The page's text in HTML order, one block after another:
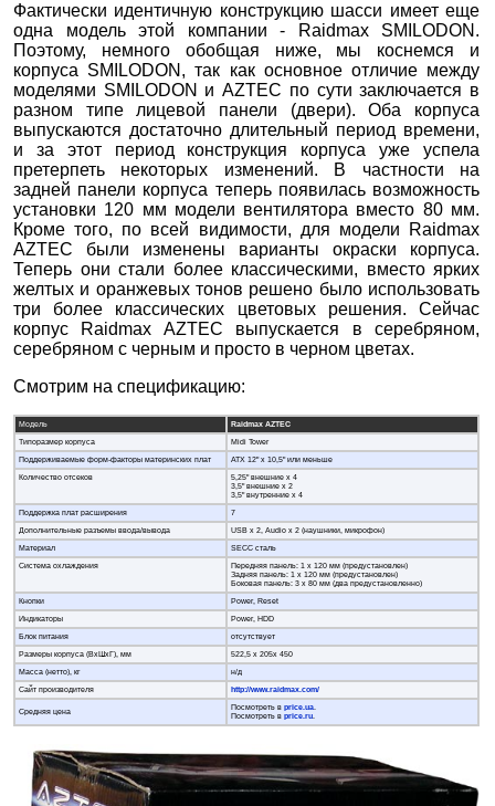
Фактически идентичную конструкцию шасси имеет еще
одна модель этой компании - Raidmax SMILODON.
Поэтому, немного обобщая ниже, мы коснемся и
корпуса SMILODON, так как основное отличие между
моделями SMILODON и AZTEC по сути заключается в
разном типе лицевой панели (двери). Оба корпуса
выпускаются достаточно длительный период времени,
и за этот период конструкция корпуса уже успела
претерпеть некоторых изменений. В частности на
задней панели корпуса теперь появилась возможность
установки 120 мм модели вентилятора вместо 80 мм.
Кроме того, по всей видимости, для модели Raidmax
AZTEC были изменены варианты окраски корпуса.
Теперь они стали более классическими, вместо ярких
желтых и оранжевых тонов решено было использовать
три более классических цветовых решения. Сейчас
корпус Raidmax AZTEC выпускается в серебряном,
серебряном с черным и просто в черном цветах.
Смотрим на спецификацию:
Модель
Raidmax AZTEC
Типоразмер корпуса
Midi Tower
Поддерживаемые форм-факторы материнских плат
ATX 12" x 10,5" или меньше
Количество отсеков
5,25" внешние x 4
3,5" внешние x 2
3,5" внутренние x 4
Поддержка плат расширения
7
Дополнительные разъемы ввода/вывода
USB x 2, Audio x 2 (наушники, микрофон)
Материал
SECC сталь
Система охлаждения
Передняя панель: 1 х 120 мм (предустановлен)
Задняя панель: 1 x 120 мм (предустановлен)
Боковая панель: 3 х 80 мм (два предустановленно)
Кнопки
Power, Reset
Индикаторы
Power, HDD
Блок питания
отсутствует
Размеры корпуса (ВхШхГ), мм
522,5 x 205x 450
Масса (нетто), кг
н/д
Сайт производителя
http://www.raidmax.com/
Средняя цена Посмотреть вprice.ua.
Посмотреть вprice.ru.